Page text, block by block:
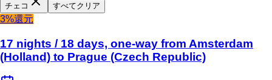
チェコ すべてクリア
3%還元
17 nights / 18 days, one-way from Amsterdam
(Holland) to Prague (Czech Republic)